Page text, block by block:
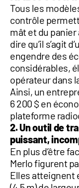
Tous les
contrôle
mât et du panier
dire qu’il s’agit
engendre des
considérables,
opérateur dans
Ainsi, un
6 200 $ en
plateforme
2. Un outil de
puissant,
En plus d’être
Merlo figurent
Elles atteignent